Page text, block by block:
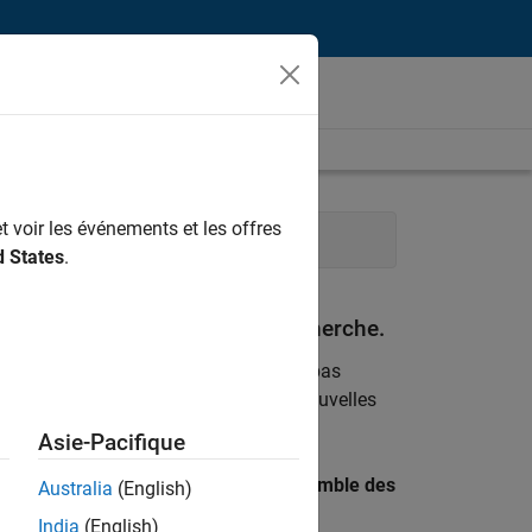
Services administratifs
à vos critères de recherche.
. Si malgré tout vous ne trouvez pas
pour vous tenir au courant des nouvelles
par lieu pour trouver l’ensemble des
voir les événements et les offres
States.
Asie-Pacifique
Australia (English)
India (English)